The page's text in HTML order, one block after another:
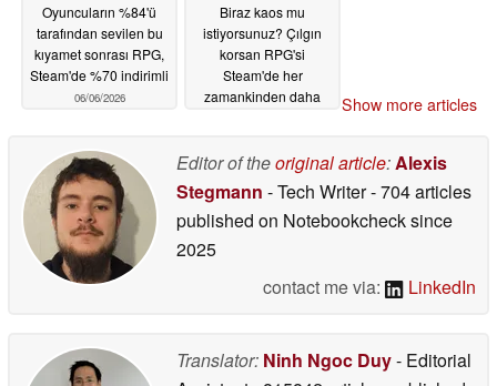
Oyuncuların %84'ü
tarafından sevilen bu
kıyamet sonrası RPG,
Steam'de %70 indirimli
06/06/2026
Biraz kaos mu
istiyorsunuz? Çılgın
korsan RPG'si
Steam'de her
zamankinden daha
Show more articles
Editor of theoriginal article:Alexis
Stegmann - Tech Writer- 704 articles
published on Notebookchecksince
2025
contact me via:
LinkedIn
Translator: Ninh Ngoc Duy- Editorial